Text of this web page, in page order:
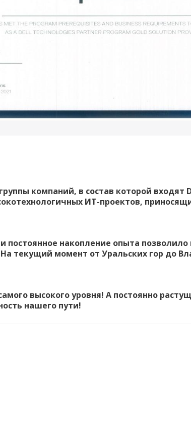
компаний, в состав которой входят
ИТ-проектов,
накопление опыта позволило
текущий момент от Уральских гор до
высокого уровня! А постоянно
нашего пути!